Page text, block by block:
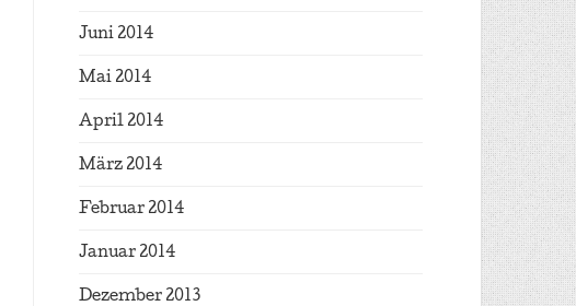
Juni 2014
Mai 2014
April 2014
März 2014
Februar 2014
Januar 2014
Dezember 2013